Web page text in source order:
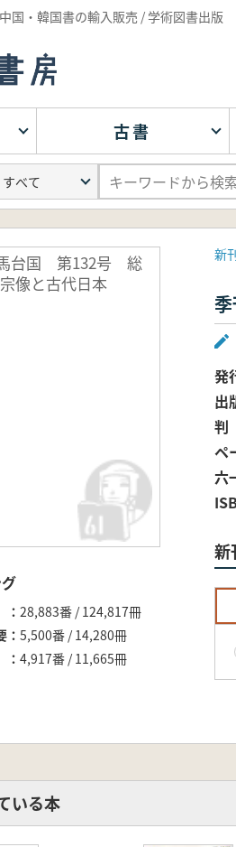
国・韓国書の輸入販売 / 学術図書出版
古書
台国 第132号 総
像と古代日本
28,883番 / 124,817冊
5,500番 / 14,280冊
4,917番 / 11,665冊
新
発
出
判
ペ
六
新
いる本